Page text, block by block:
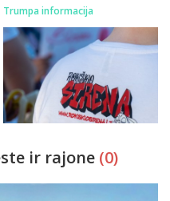
Trumpa informacija
ir rajone (0)